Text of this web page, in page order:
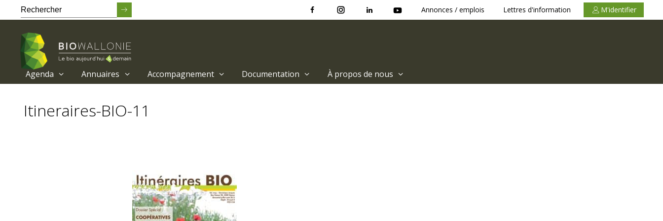
contenu
Annonces / emplois Lettres d'information M'identifier
Agenda Annuaires Accompagnement Documentation À propos de nous
Itineraires-BIO-11